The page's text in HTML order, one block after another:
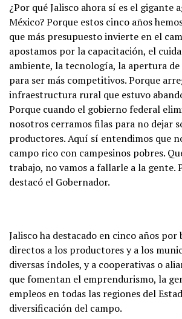
¿Por qué Jalisco ahora sí es el gigante
México? Porque estos cinco años
que más presupuesto invierte en el
apostamos por la capacitación, el
ambiente, la tecnología, la apertura de
para ser más competitivos. Porque
infraestructura rural que estuvo
Porque cuando el gobierno federal
nosotros cerramos filas para no dejar
productores. Aquí sí entendimos que
campo rico con campesinos pobres.
trabajo, no vamos a fallarle a la gente.
destacó el Gobernador.
Jalisco ha destacado en cinco años
directos a los productores y a los
diversas índoles, y a cooperativas o
que fomentan el emprendurismo, la
empleos en todas las regiones del
diversificación del campo.